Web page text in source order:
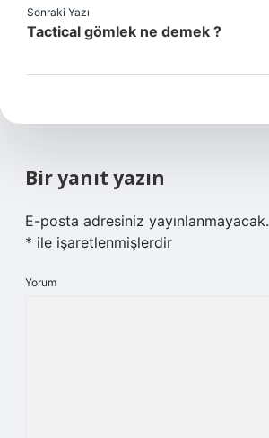
Sonraki Yazı
Tactical gömlek ne demek ?
Bir yanıt yazın
E-posta adresiniz yayınlanmayacak.
* ile işaretlenmişlerdir
Yorum